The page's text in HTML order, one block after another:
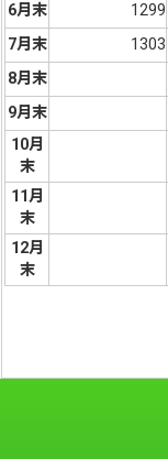
6月末
1299
7月末
1303
8月末
9月末
10月
末
11月
末
12月
末